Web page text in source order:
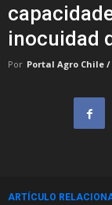
inocuidad
Por Portal Agro Chile
ARTÍCULO